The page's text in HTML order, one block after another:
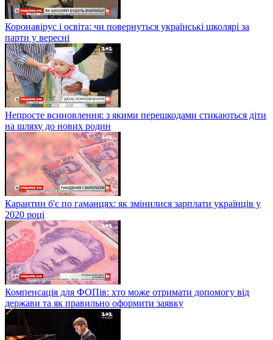
Коронавірус і освіта: чи повернуться українські школярі за
парти у вересні
Непросте всиновлення: з якими перешкодами стикаються діти
на шляху до нових родин
Карантин б'є по гаманцях: як змінилися зарплати українців у
2020 році
Компенсація для ФОПів: хто може отримати допомогу від
держави та як правильно оформити заявку